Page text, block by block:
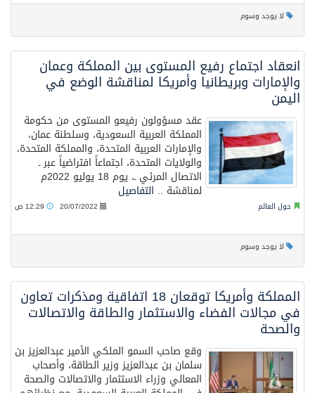
لا يوجد وسوم
انعقاد اجتماع رفيع المستوى بين المملكة وعمان
والإمارات وبريطانيا وأمريكا لمناقشة الوضع في
اليمن
عقد مسؤولون رفيعو المستوى من حكومة
المملكة العربية السعودية، وسلطنة عمان،
والإمارات العربية المتحدة، والمملكة المتحدة،
والولايات المتحدة، اجتماعاً افتراضياً عبر ـ
الاتصال المرئي ـ، يوم 18 يوليو 2022م
لمناقشة .. التفاصيل
حول العالم 20/07/2022
لا يوجد وسوم
المملكة وأمريكا توقعان 18 اتفاقية ومذكرات تعاون
في مجالات الفضاء والاستثمار والطاقة والاتصالات
والصحة
وقع صاحب السمو الملكي الأمير عبدالعزيز بن
سلمان بن عبدالعزيز وزير الطاقة، وأصحاب
المعالي وزراء الاستثمار والاتصالات والصحة